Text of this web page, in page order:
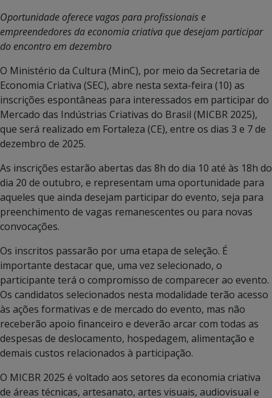
Oportunidade oferece vagas para profissionais e
empreendedores da economia criativa que desejam participar
do encontro em dezembro
O Ministério da Cultura (MinC), por meio da Secretaria de
Economia Criativa (SEC), abre nesta sexta-feira (10) as
inscrições espontâneas para interessados em participar do
Mercado das Indústrias Criativas do Brasil (MICBR 2025),
que será realizado em Fortaleza (CE), entre os dias 3 e 7 de
dezembro de 2025.
As inscrições estarão abertas das 8h do dia 10 até às 18h do
dia 20 de outubro, e representam uma oportunidade para
aqueles que ainda desejam participar do evento, seja para
preenchimento de vagas remanescentes ou para novas
convocações.
Os inscritos passarão por uma etapa de seleção. É
importante destacar que, uma vez selecionado, o
participante terá o compromisso de comparecer ao evento.
Os candidatos selecionados nesta modalidade terão acesso
às ações formativas e de mercado do evento, mas não
receberão apoio financeiro e deverão arcar com todas as
despesas de deslocamento, hospedagem, alimentação e
demais custos relacionados à participação.
O MICBR 2025 é voltado aos setores da economia criativa
de áreas técnicas, artesanato, artes visuais, audiovisual e